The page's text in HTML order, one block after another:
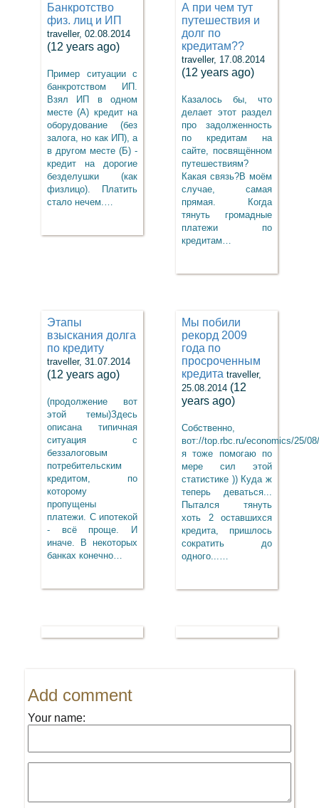
Банкротство
физ. лиц и ИП
traveller, 02.08.2014
(12 years ago)
Пример ситуации с
банкротством ИП.
Взял ИП в одном
месте (А) кредит на
оборудование (без
залога, но как ИП), а
в другом месте (Б) -
кредит на дорогие
безделушки (как
физлицо). Платить
стало нечем.…
А при чем тут
путешествия и
долг по
кредитам??
traveller, 17.08.2014
(12 years ago)
Казалось бы, что
делает этот раздел
про задолженность
по кредитам на
сайте, посвящённом
путешествиям?
Какая связь?В моём
случае, самая
прямая. Когда
тянуть громадные
платежи по
кредитам…
Этапы
взыскания долга
по кредиту
traveller, 31.07.2014
(12 years ago)
(продолжение вот
этой темы)Здесь
описана типичная
ситуация с
беззалоговым
потребительским
кредитом, по
которому
пропущены
платежи. С ипотекой
- всё проще. И
иначе. В некоторых
банках конечно…
Мы побили
рекорд 2009
года по
просроченным
кредита traveller,
25.08.2014 (12
years ago)
Собственно,
вот://top.rbc.ru/economics/25/
я тоже помогаю по
мере сил этой
статистике )) Куда ж
теперь деваться...
Пытался тянуть
хоть 2 оставшихся
кредита, пришлось
сократить до
одного...…
Add comment
Your name: